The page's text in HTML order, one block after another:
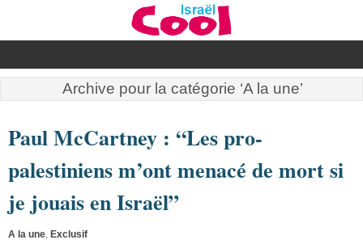
Archive pour la catégorie ‘A la une’
Paul McCartney : “Les pro-
palestiniens m’ont menacé de mort si
je jouais en Israël”
A la une, Exclusif